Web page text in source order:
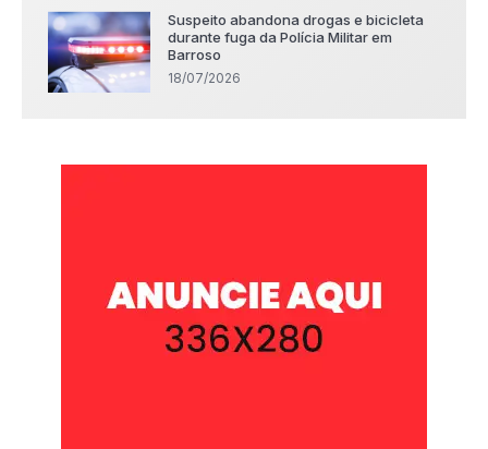
Suspeito abandona drogas e bicicleta
durante fuga da Polícia Militar em
Barroso
18/07/2026